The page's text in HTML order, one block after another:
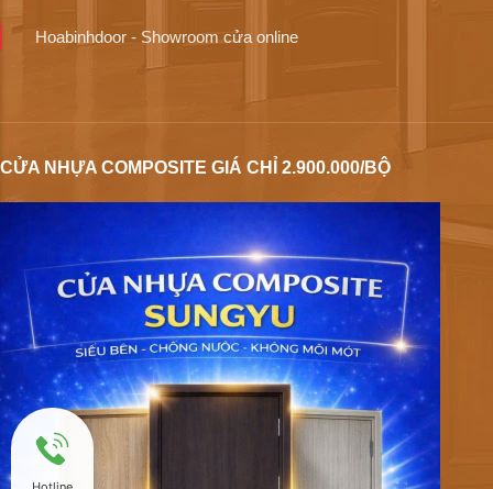
Hoabinhdoor - Showroom cửa online
CỬA NHỰA COMPOSITE GIÁ CHỈ 2.900.000/BỘ